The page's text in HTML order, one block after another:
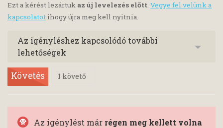
Ezt a kérést lezártuk az új levelezés előtt. Vegye fel velünk a
kapcsolatotihogy újra meg kell nyitnia.
Az igényléshez kapcsolódó további
lehetőségek
Követés 1 követő
Az igénylést már régen meg kellett volna